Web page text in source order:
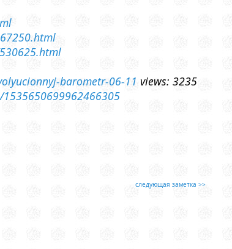
barometr-06-11 views: 3235
следующая заметка >>